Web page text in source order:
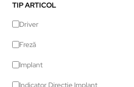
TIP ARTICOL
Driver
Freză
Implant
Indicator Direcție Implant